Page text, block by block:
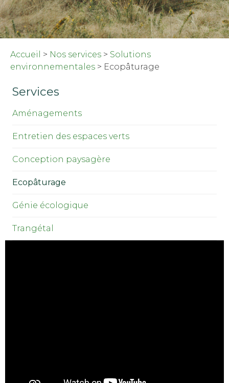
Accueil > Nos services > Solutions
environnementales > Ecopâturage
Services
Aménagements
Entretien des espaces verts
Conception paysagère
Ecopâturage
Génie écologique
Trangétal